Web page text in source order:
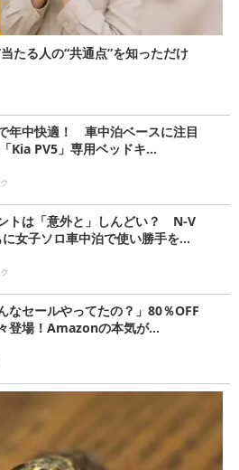
たる人の“共通点”を知っただけ
年中快適！ 車中泊ベースに注目
Kia PV5」専用ベッドキ...
トは「意外と」しんどい？ N-V
女子ソロ車中泊で使い勝手を...
なセールやってたの？」80％OFF
登場！Amazonの本気が...